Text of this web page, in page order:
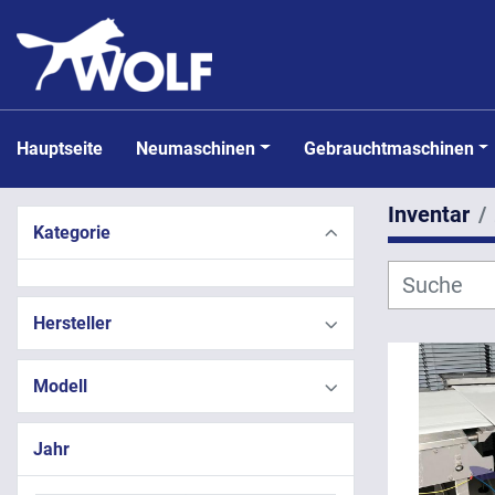
Hauptseite Neumaschinen Gebrauchtmaschinen
Kategorie
Hersteller
Modell
Jahr
Inventar